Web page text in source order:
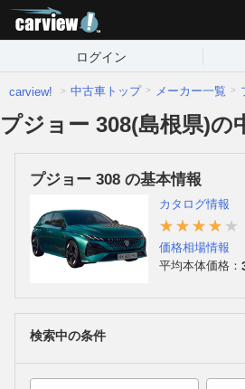
ログイン
carview! 中古車トップ メーカー一覧
プジョー 308(島根県)の
プジョー 308 の基本情報
カタログ情報
価格相場情報
平均本体価格：
検索中の条件